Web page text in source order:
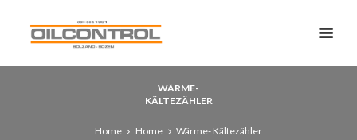
WÄRME-
KÄLTEZÄHLER
Home Home Wärme- Kältezähler